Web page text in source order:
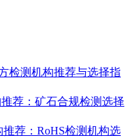
检测机构推荐与选择指
荐：矿石合规检测选择
推荐：RoHS检测机构选